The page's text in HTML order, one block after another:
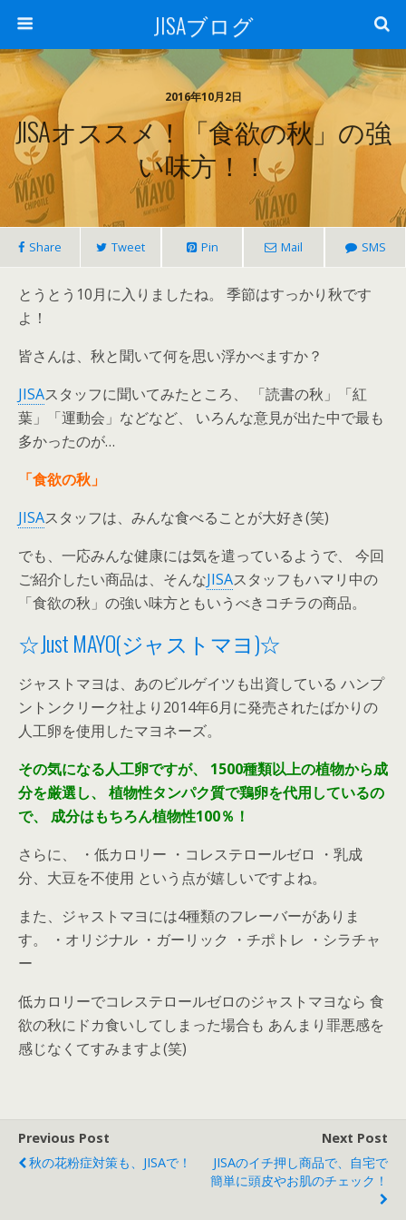
JISAブログ
2016年10月2日
JISAオススメ！「食欲の秋」の強
い味方！！
Share Tweet Pin Mail SMS
とうとう10月に入りましたね。 季節はすっかり秋です
よ！
皆さんは、秋と聞いて何を思い浮かべますか？
JISAスタッフに聞いてみたところ、 「読書の秋」「紅
葉」「運動会」などなど、 いろんな意見が出た中で最も
多かったのが…
「食欲の秋」
JISAスタッフは、みんな食べることが大好き(笑)
でも、一応みんな健康には気を遣っているようで、 今回
ご紹介したい商品は、そんなJISAスタッフもハマリ中の
「食欲の秋」の強い味方ともいうべきコチラの商品。
☆Just MAYO(ジャストマヨ)☆
ジャストマヨは、あのビルゲイツも出資している ハンプ
ントンクリーク社より2014年6月に発売されたばかりの
人工卵を使用したマヨネーズ。
その気になる人工卵ですが、
1500種類以上の植物から成
分を厳選し、
植物性タンパク質で鶏卵を代用しているの
で、
成分はもちろん植物性100％！
さらに、 ・低カロリー ・コレステロールゼロ ・乳成
分、大豆を不使用 という点が嬉しいですよね。
また、ジャストマヨには4種類のフレーバーがありま
す。 ・オリジナル ・ガーリック ・チポトレ ・シラチャ
ー
低カロリーでコレステロールゼロのジャストマヨなら 食
欲の秋にドカ食いしてしまった場合も あんまり罪悪感を
感じなくてすみますよ(笑)
Previous Post
秋の花粉症対策も、JISAで！
Next Post
JISAのイチ押し商品で、自宅で
簡単に頭皮やお肌のチェック！